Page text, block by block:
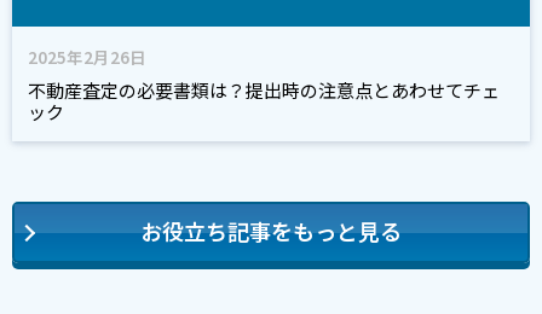
2025年2月26日
不動産査定の必要書類は？提出時の注意点とあわせてチェ
ック
お役立ち記事をもっと見る